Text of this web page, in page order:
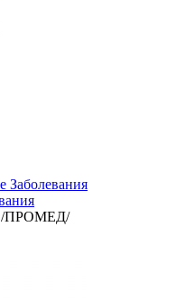
Заболевания
ПРОМЕД/